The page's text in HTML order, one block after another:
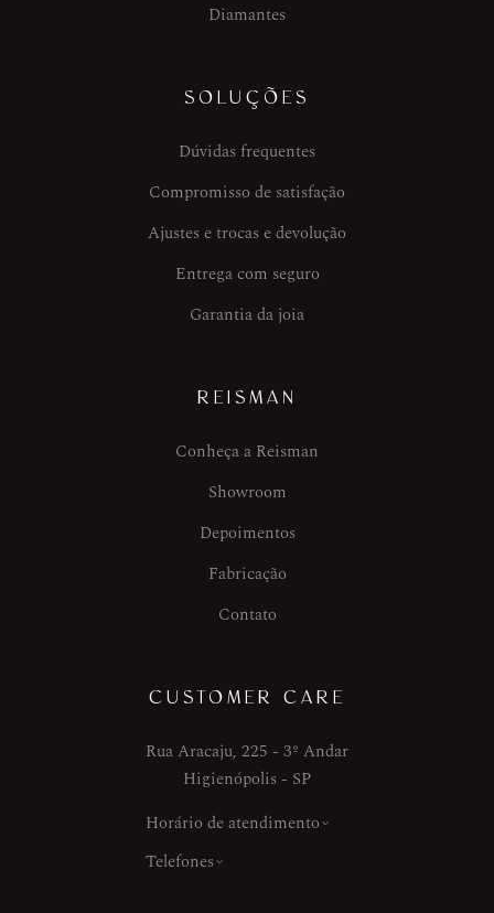
Diamantes
SOLUÇÕES
Dúvidas frequentes
Compromisso de satisfação
Ajustes e trocas e devolução
Entrega com seguro
Garantia da joia
REISMAN
Conheça a Reisman
Showroom
Depoimentos
Fabricação
Contato
CUSTOMER CARE
Rua Aracaju, 225 - 3º Andar
Higienópolis - SP
Horário de atendimento
Telefones